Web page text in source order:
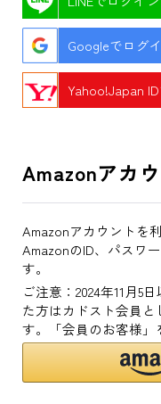
Googleでログ
Yahoo!Japan
Amazonアカ
Amazonアカウントを
AmazonのID、パスワ
す。
ご注意：2024年11月5
た方はカドスト会員
す。「会員のお客様」